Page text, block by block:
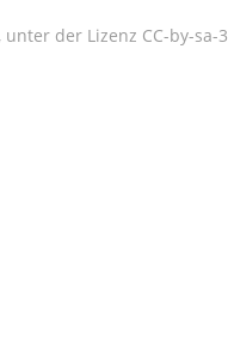
der Lizenz CC-by-